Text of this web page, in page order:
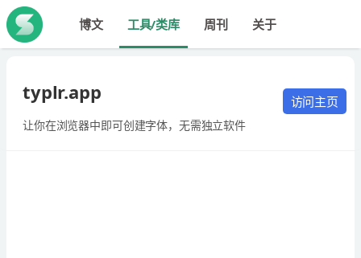
博文 工具/类库 周刊 关于
typlr.app
让你在浏览器中即可创建字体，无需独立软件
访问主页